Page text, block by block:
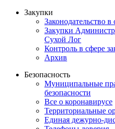
Закупки
Законодательство в
Закупки
Сухой Лог
Контроль в сфере
Архив
Безопасность
Муниципальные
безопасности
Все о коронавирусе
Территориальные
Единая дежурно-